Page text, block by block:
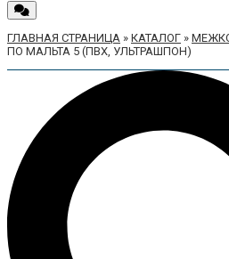
ГЛАВНАЯ СТРАНИЦА » КАТАЛОГ »
ПО МАЛЬТА 5 (ПВХ, УЛЬТРАШПОН)